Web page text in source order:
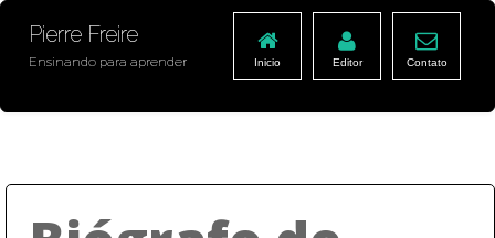
Pierre Freire
Ensinando para aprender Inicio Editor Contato